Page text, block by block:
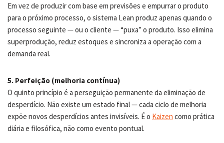
Em vez de produzir com base em previsões e empurrar o produto
para o próximo processo, o sistema Lean produz apenas quando o
processo seguinte — ou o cliente — “puxa” o produto. Isso elimina
superprodução, reduz estoques e sincroniza a operação com a
demanda real.
5. Perfeição (melhoria contínua)
O quinto princípio é a perseguição permanente da eliminação de
desperdício. Não existe um estado final — cada ciclo de melhoria
expõe novos desperdícios antes invisíveis. É o Kaizen como prática
diária e filosófica, não como evento pontual.